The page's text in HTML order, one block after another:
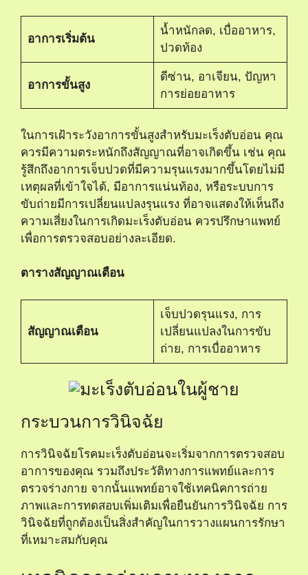
อาการเริ่มต้น
น้ำหนักลด, เบื่ออาหาร,
ปวดท้อง
อาการขั้นสูง
ดีซ่าน, อาเจียน, ปัญหา
การย่อยอาหาร
ในการเฝ้าระวังอาการขั้นสูงสำหรับมะเร็งตับอ่อน คุณ
ควรมีความตระหนักถึงสัญญาณที่อาจเกิดขึ้น เช่น คุณ
รู้สึกถึงอาการเจ็บปวดที่มีความรุนแรงมากขึ้นโดยไม่มี
เหตุผลที่เข้าใจได้, มีอาการแน่นท้อง, หรือระบบการ
ขับถ่ายมีการเปลี่ยนแปลงรุนแรง ที่อาจแสดงให้เห็นถึง
ความเสี่ยงในการเกิดมะเร็งตับอ่อน ควรปรึกษาแพทย์
เพื่อการตรวจสอบอย่างละเอียด.
ตารางสัญญาณเตือน
สัญญาณเตือน
เจ็บปวดรุนแรง, การ
เปลี่ยนแปลงในการขับ
ถ่าย, การเบื่ออาหาร
กระบวนการวินิจฉัย
การวินิจฉัยโรคมะเร็งตับอ่อนจะเริ่มจากการตรวจสอบ
อาการของคุณ รวมถึงประวัติทางการแพทย์และการ
ตรวจร่างกาย จากนั้นแพทย์อาจใช้เทคนิคการถ่าย
ภาพและการทดสอบเพิ่มเติมเพื่อยืนยันการวินิจฉัย การ
วินิจฉัยที่ถูกต้องเป็นสิ่งสำคัญในการวางแผนการรักษา
ที่เหมาะสมกับคุณ